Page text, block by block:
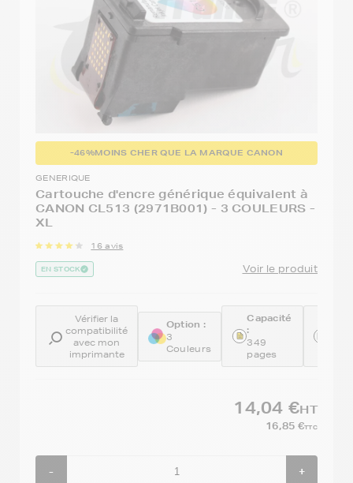
-46%MOINS CHER QUE LA MARQUE CANON
GENERIQUE
Cartouche d'encre générique équivalent à
CANON CL513 (2971B001) - 3 COULEURS -
XL
16 avis
EN STOCK Voir le produit
Vérifier la
compatibilité
avec mon
imprimante
Option :
3
Couleurs
Capacité
:
349
pages
14,04 €HT
16,85 €TTC
- +